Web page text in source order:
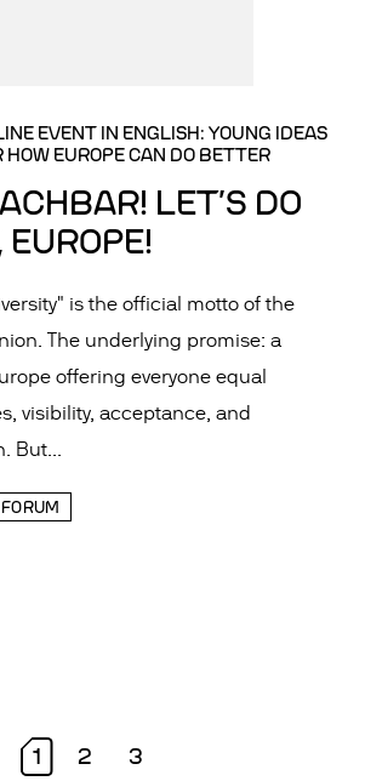
EVENT IN ENGLISH: YOUNG IDEAS
HOW EUROPE CAN DO BETTER
LET’S DO
EUROPE!
is the official motto of the
The underlying promise: a
offering everyone equal
visibility, acceptance, and
But...
1 2 3